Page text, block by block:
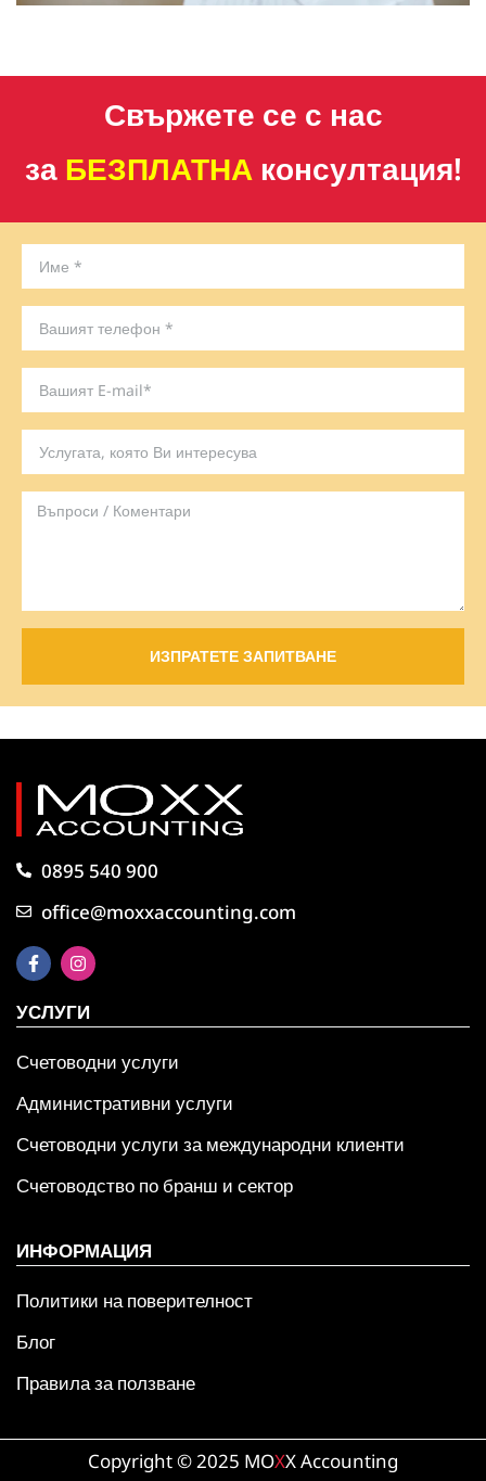
Свържете се с нас
за БЕЗПЛАТНА консултация!
ИЗПРАТЕТЕ ЗАПИТВАНЕ
0895 540 900
office@moxxaccounting.com
УСЛУГИ
Счетоводни услуги
Административни услуги
Счетоводни услуги за международни клиенти
Счетоводство по бранш и сектор
ИНФОРМАЦИЯ
Политики на поверителност
Блог
Правила за ползване
Copyright © 2025 MOXX Accounting